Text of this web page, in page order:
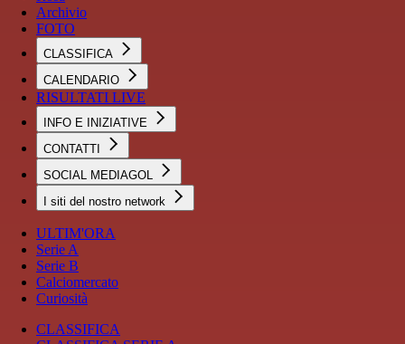
Archivio
FOTO
CLASSIFICA
CALENDARIO
RISULTATI LIVE
INFO E INIZIATIVE
CONTATTI
SOCIAL MEDIAGOL
I siti del nostro network
ULTIM'ORA
Serie A
Serie B
Calciomercato
Curiosità
CLASSIFICA